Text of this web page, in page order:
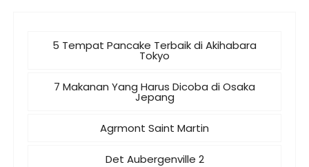
5 Tempat Pancake Terbaik di Akihabara
Tokyo
7 Makanan Yang Harus Dicoba di Osaka
Jepang
Agrmont Saint Martin
Det Aubergenville 2